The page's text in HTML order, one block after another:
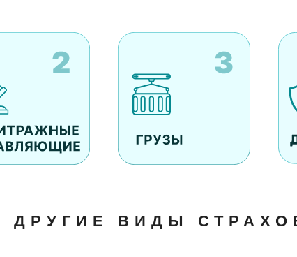
ДРУГИЕ ВИДЫ